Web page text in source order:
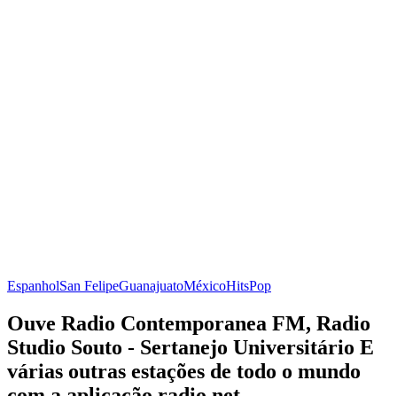
EspanholSan FelipeGuanajuatoMéxicoHitsPop
Ouve Radio Contemporanea FM, Radio
Studio Souto - Sertanejo Universitário E
várias outras estações de todo o mundo